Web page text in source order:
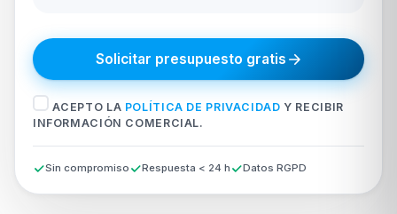
Solicitar presupuesto gratis
ACEPTO LA POLÍTICA DE PRIVACIDAD Y RECIBIR
INFORMACIÓN COMERCIAL.
Sin compromiso Respuesta < 24 h Datos RGPD